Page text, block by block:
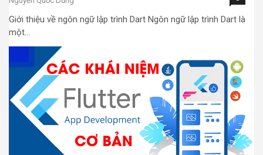
Giới thiệu về ngôn ngữ lập trình Dart Ngôn ngữ lập trình Dart là
một…